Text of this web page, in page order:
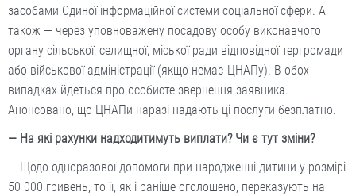
засобами Єдиної інформаційної системи соціальної сфери. А
також — через уповноважену посадову особу виконавчого
органу сільської, селищної, міської ради відповідної тергромади
або військової адміністрації (якщо немає ЦНАПу). В обох
випадках йдеться про особисте звернення заявника.
Анонсовано, що ЦНАПи наразі надають ці послуги безплатно.
— На які рахунки надходитимуть виплати? Чи є тут зміни?
— Щодо одноразової допомоги при народженні дитини у розмірі
50 000 гривень, то її, як і раніше оголошено, переказують на